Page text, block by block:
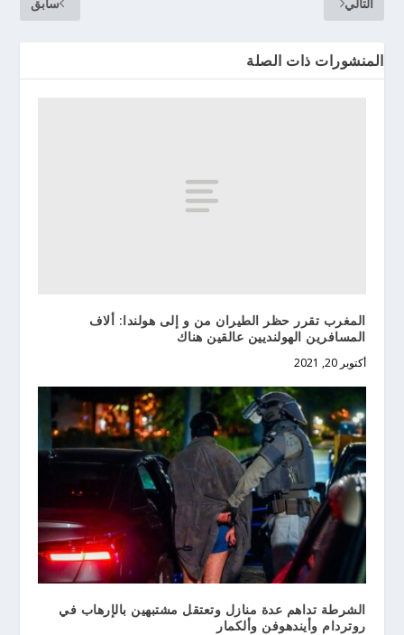
المنشورات ذات الصلة
المغرب تقرر حظر الطيران من و إلى هولندا: ألاف
المسافرين الهولنديين عالقين هناك
أكتوبر 20, 2021
الشرطة تداهم عدة منازل وتعتقل مشتبهين بالإرهاب في
روتردام وأيندهوفن وألكمار